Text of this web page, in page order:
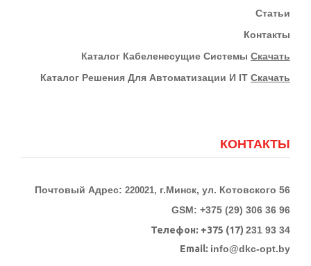
Статьи
Контакты
КАталог Кабеленесущие Системы Скачать
Каталог Решения Для Автоматизации И IT Скачать
КОНТАКТЫ
Почтовый Адрес: 220021, г.Минск, ул. Котовского 56
GSM: +375 (29) 306 36 96
Телефон: +375 (17) 231 93 34
Email: info@dkc-opt.by